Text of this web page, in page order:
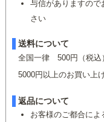
与信がありますので
さい
送料について
全国一律 500円（税込
5000円以上のお買い上
返品について
お客様のご都合に